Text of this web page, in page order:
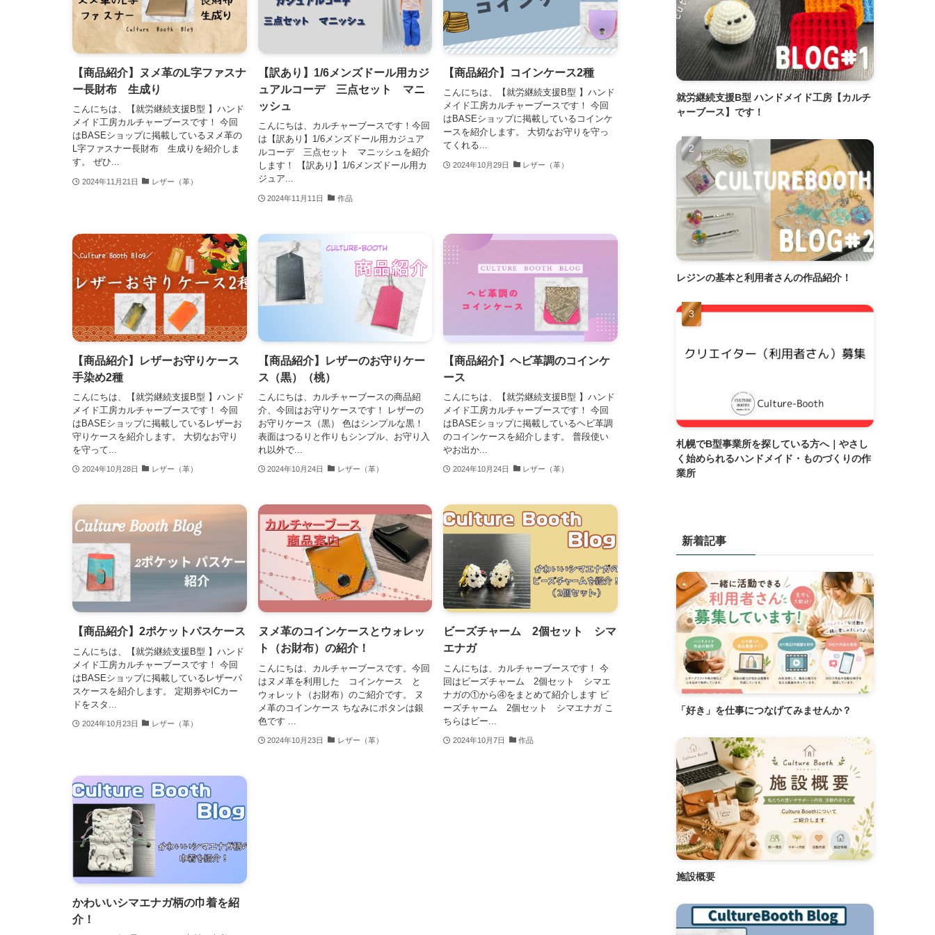
【商品紹介】ヌメ革のL字ファスナ
ー長財布 生成り
こんにちは、【就労継続支援B型 】ハンド
メイド工房カルチャーブースです！ 今回
はBASEショップに掲載しているヌメ革の
L字ファスナー長財布 生成りを紹介しま
す。 ぜひ...
2024年11月21日 レザー（革）
【訳あり】1/6メンズドール用カジ
ュアルコーデ 三点セット マニ
ッシュ
こんにちは、カルチャーブースです！今回
は【訳あり】1/6メンズドール用カジュア
ルコーデ 三点セット マニッシュを紹介
します！ 【訳あり】1/6メンズドール用カ
ジュア...
2024年11月11日 作品
【商品紹介】コインケース2種
こんにちは、【就労継続支援B型 】ハンド
メイド工房カルチャーブースです！ 今回
はBASEショップに掲載しているコインケ
ースを紹介します。 大切なお守りを守っ
てくれる...
2024年10月29日 レザー（革）
【商品紹介】レザーお守りケース
手染め2種
こんにちは、【就労継続支援B型 】ハンド
メイド工房カルチャーブースです！ 今回
はBASEショップに掲載しているレザーお
守りケースを紹介します。 大切なお守り
を守って...
2024年10月28日 レザー（革）
【商品紹介】レザーのお守りケー
ス（黒）（桃）
こんにちは、カルチャーブースの商品紹
介、今回はお守りケースです！ レザーの
お守りケース（黒） 色はシンプルな黒！
表面はつるりと作りもシンプル、お守り入
れ以外で...
2024年10月24日 レザー（革）
【商品紹介】ヘビ革調のコインケ
ース
こんにちは、【就労継続支援B型 】ハンド
メイド工房カルチャーブースです！ 今回
はBASEショップに掲載しているヘビ革調
のコインケースを紹介します。 普段使い
やお出か...
2024年10月24日 レザー（革）
【商品紹介】2ポケットパスケース
こんにちは、【就労継続支援B型 】ハンド
メイド工房カルチャーブースです！ 今回
はBASEショップに掲載しているレザーパ
スケースを紹介します。 定期券やICカー
ドをスタ...
2024年10月23日 レザー（革）
ヌメ革のコインケースとウォレッ
ト（お財布）の紹介！
こんにちは、カルチャーブースです。今回
はヌメ革を利用した コインケース と
ウォレット（お財布）のご紹介です。 ヌ
メ革のコインケース ちなみにボタンは銀
色です ...
2024年10月23日 レザー（革）
ビーズチャーム 2個セット シマ
エナガ
こんにちは、カルチャーブースです！ 今
回はビーズチャーム 2個セット シマエ
ナガの①から④をまとめて紹介します ビ
ーズチャーム 2個セット シマエナガ こ
ちらはビー...
2024年10月7日 作品
かわいいシマエナガ柄の巾着を紹
介！
就労継続支援B型 ハンドメイド工房【カルチ
ャーブース】です！
レジンの基本と利用者さんの作品紹介！
札幌でB型事業所を探している方へ｜やさし
く始められるハンドメイド・ものづくりの作
業所
新着記事
「好き」を仕事につなげてみませんか？
施設概要